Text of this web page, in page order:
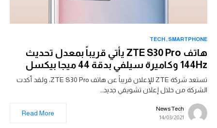
SMARTPHONE
TECH
هاتف ZTE S30 Pro يأتي قريباً بمعدل تحديث
144Hz وكاميرة سيلفي بدقة 44 ميجا بيكسل
تستعد شركة ZTE للإعلان قريباً عن هاتف ZTE S30 Pro، ولقد أكدت
الشركة من خلال إعلان تشويقي جديد…
News Tech
14/03/2021
Read More